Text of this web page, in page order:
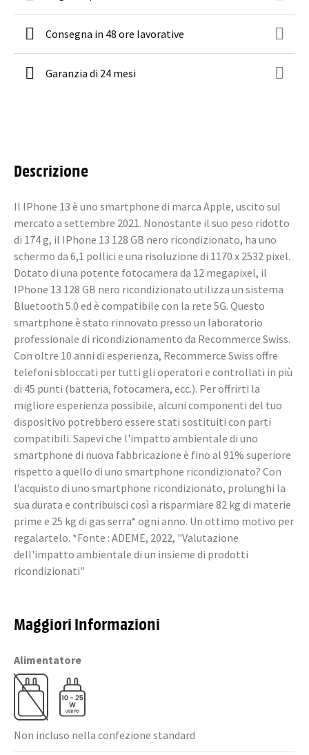
Consegna in 48 ore lavorative
Garanzia di 24 mesi
Descrizione
Il IPhone 13 è uno smartphone di marca Apple, uscito sul
mercato a settembre 2021. Nonostante il suo peso ridotto
di 174 g, il IPhone 13 128 GB nero ricondizionato, ha uno
schermo da 6,1 pollici e una risoluzione di 1170 x 2532 pixel.
Dotato di una potente fotocamera da 12 megapixel, il
IPhone 13 128 GB nero ricondizionato utilizza un sistema
Bluetooth 5.0 ed è compatibile con la rete 5G. Questo
smartphone è stato rinnovato presso un laboratorio
professionale di ricondizionamento da Recommerce Swiss.
Con oltre 10 anni di esperienza, Recommerce Swiss offre
telefoni sbloccati per tutti gli operatori e controllati in più
di 45 punti (batteria, fotocamera, ecc.). Per offrirti la
migliore esperienza possibile, alcuni componenti del tuo
dispositivo potrebbero essere stati sostituiti con parti
compatibili. Sapevi che l'impatto ambientale di uno
smartphone di nuova fabbricazione è fino al 91% superiore
rispetto a quello di uno smartphone ricondizionato? Con
l’acquisto di uno smartphone ricondizionato, prolunghi la
sua durata e contribuisci così a risparmiare 82 kg di materie
prime e 25 kg di gas serra* ogni anno. Un ottimo motivo per
regalartelo. *Fonte : ADEME, 2022, "Valutazione
dell'impatto ambientale di un insieme di prodotti
ricondizionati"
Maggiori Informazioni
Alimentatore
Non incluso nella confezione standard